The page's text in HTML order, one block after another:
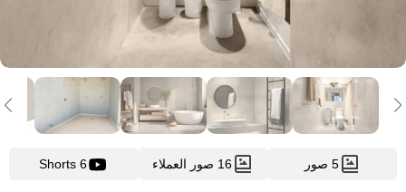
5 صور 16 صور العملاء 6 Shorts